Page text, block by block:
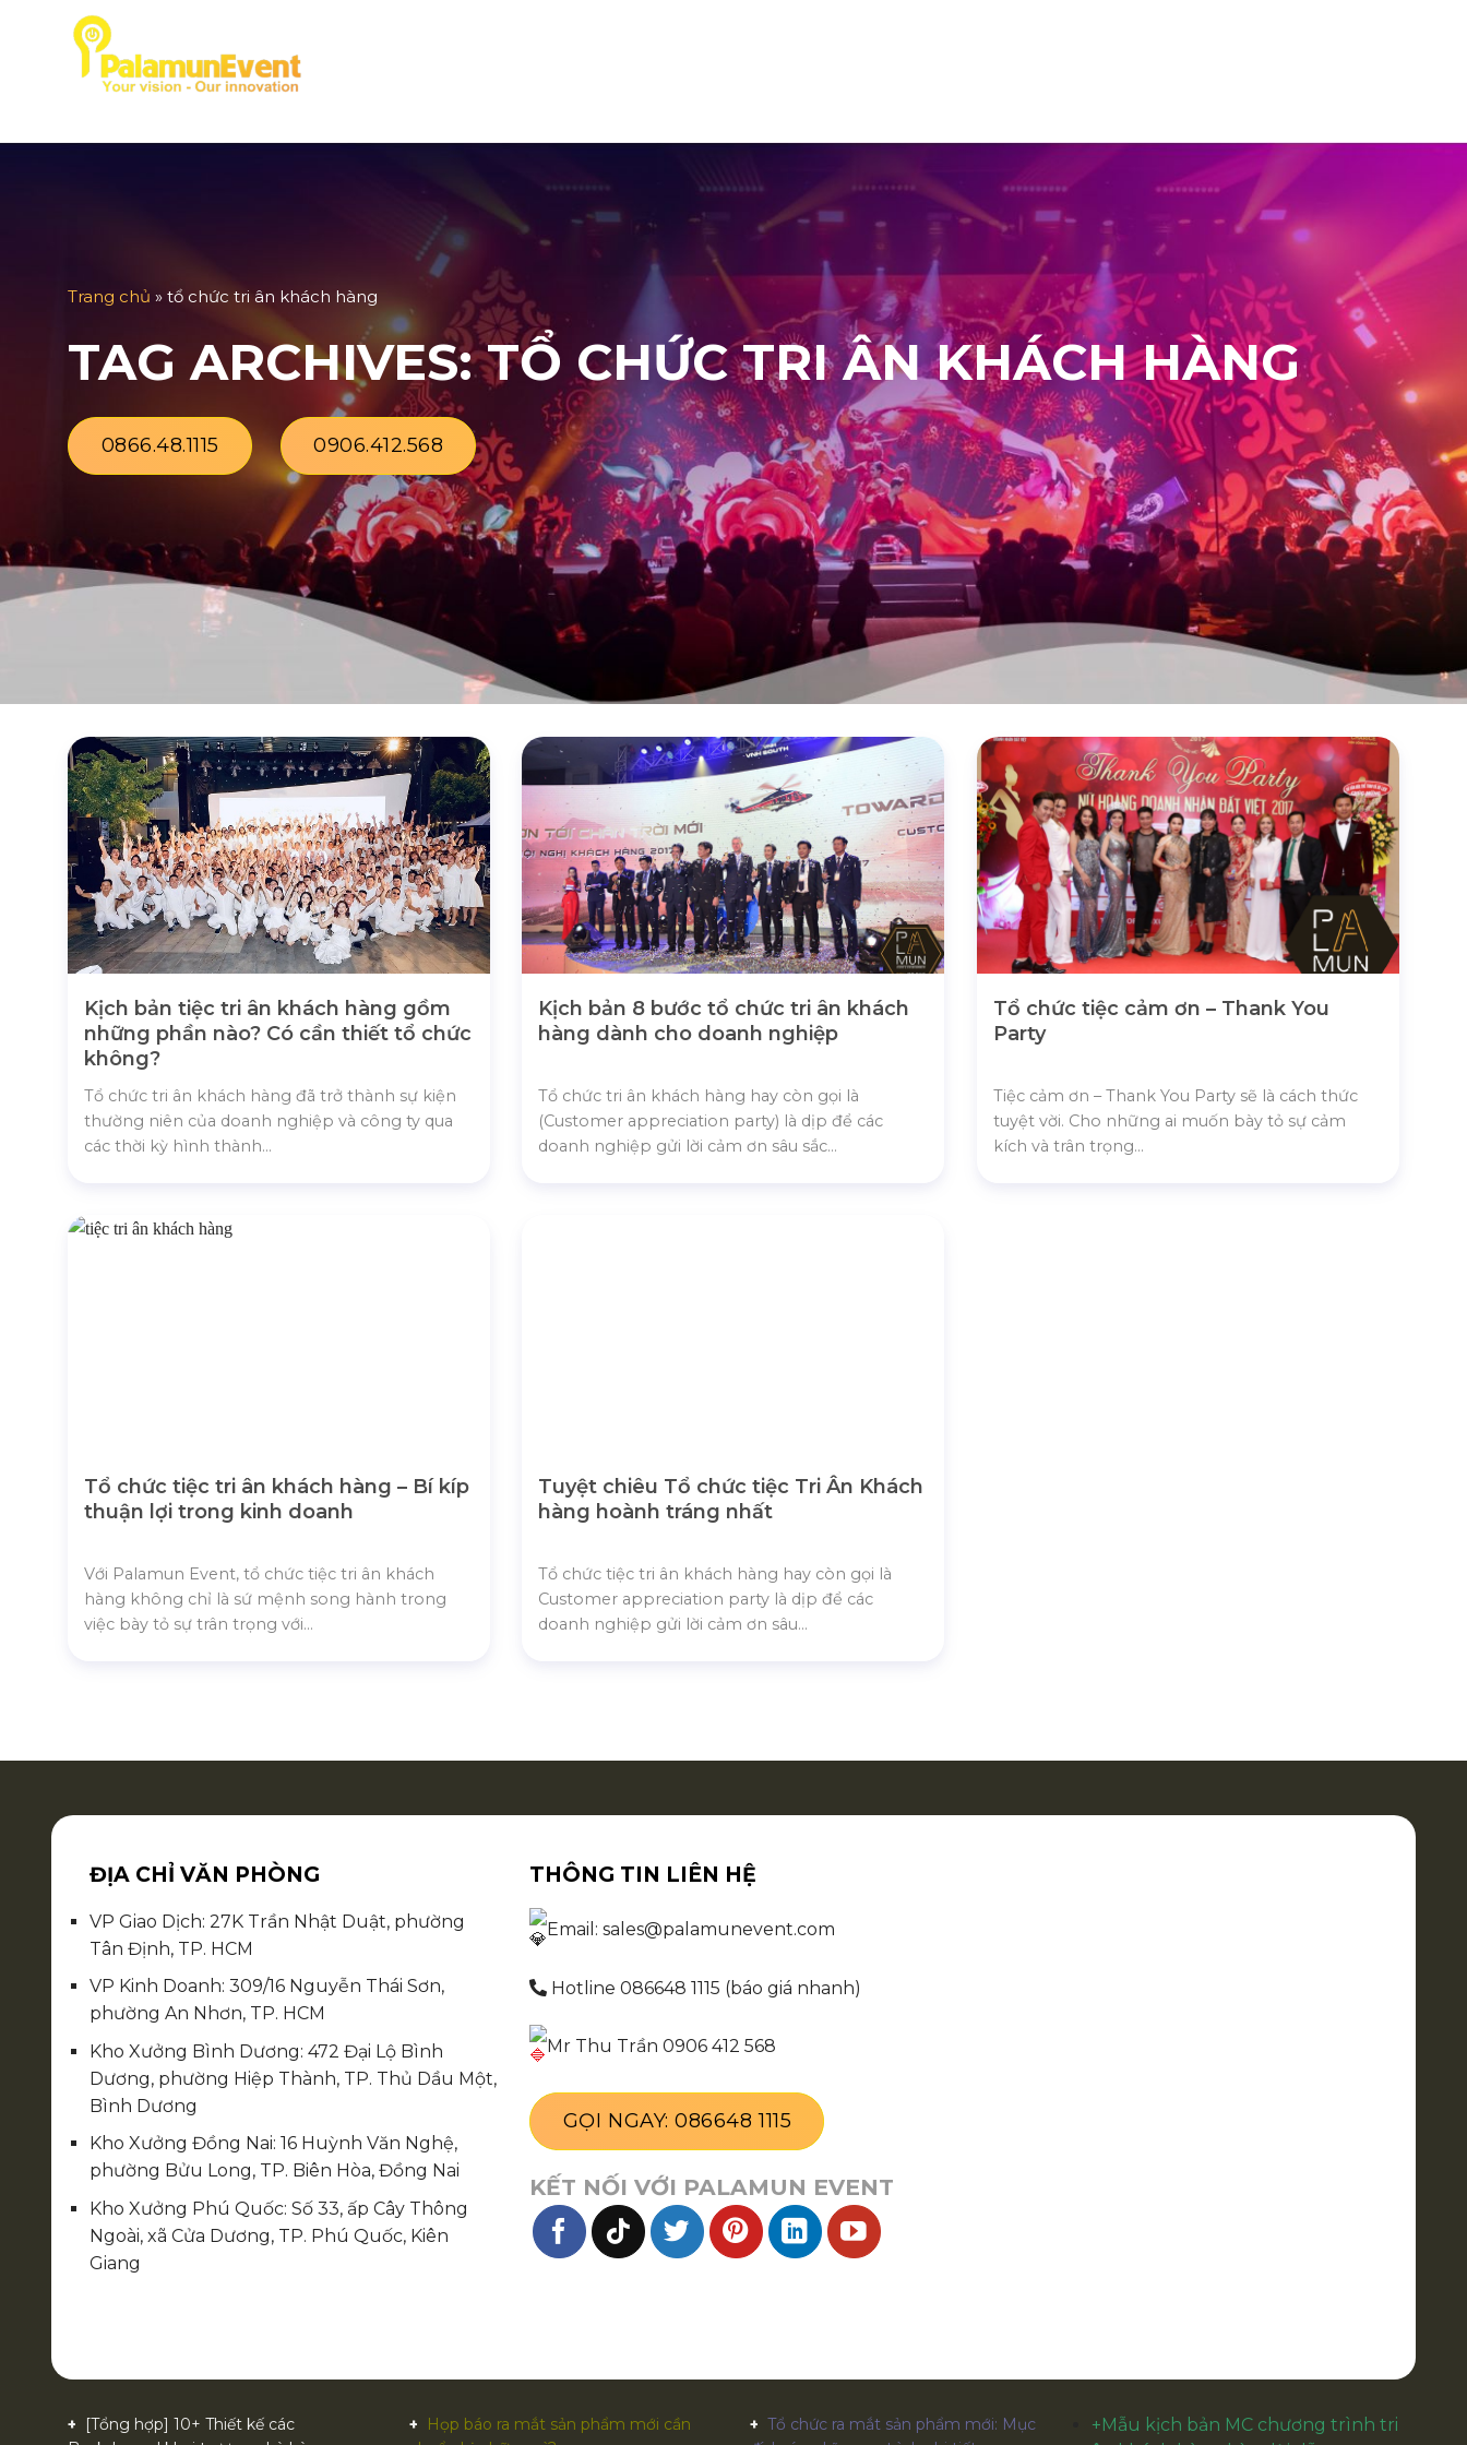
Trang chủ » tổ chức tri ân khách hàng
TAG ARCHIVES:TỔ CHỨC TRI ÂN KHÁCH HÀNG
0866.48.1115 0906.412.568
Kịch bản tiệc tri ân khách hàng gồm
những phần nào? Có cần thiết tổ chức
không?
Tổ chức tri ân khách hàng đã trở thành sự kiện
thường niên của doanh nghiệp và công ty qua
các thời kỳ hình thành...
Kịch bản 8 bước tổ chức tri ân khách
hàng dành cho doanh nghiệp
Tổ chức tri ân khách hàng hay còn gọi là
(Customer appreciation party) là dịp để các
doanh nghiệp gửi lời cảm ơn sâu sắc...
Tổ chức tiệc cảm ơn – Thank You
Party
Tiệc cảm ơn – Thank You Party sẽ là cách thức
tuyệt vời. Cho những ai muốn bày tỏ sự cảm
kích và trân trọng...
Tổ chức tiệc tri ân khách hàng – Bí kíp
thuận lợi trong kinh doanh
Với Palamun Event, tổ chức tiệc tri ân khách
hàng không chỉ là sứ mệnh song hành trong
việc bày tỏ sự trân trọng với...
Tuyệt chiêu Tổ chức tiệc Tri Ân Khách
hàng hoành tráng nhất
Tổ chức tiệc tri ân khách hàng hay còn gọi là
Customer appreciation party là dịp để các
doanh nghiệp gửi lời cảm ơn sâu...
ĐỊA CHỈ VĂN PHÒNG
VP Giao Dịch: 27K Trần Nhật Duật, phường
Tân Định, TP. HCM
VP Kinh Doanh: 309/16 Nguyễn Thái Sơn,
phường An Nhơn, TP. HCM
Kho Xưởng Bình Dương: 472 Đại Lộ Bình
Dương, phường Hiệp Thành, TP. Thủ Dầu Một,
Bình Dương
Kho Xưởng Đồng Nai: 16 Huỳnh Văn Nghệ,
phường Bửu Long, TP. Biên Hòa, Đồng Nai
Kho Xưởng Phú Quốc: Số 33, ấp Cây Thông
Ngoài, xã Cửa Dương, TP. Phú Quốc, Kiên
Giang
THÔNG TIN LIÊN HỆ
Email: sales@palamunevent.com
Hotline 086648 1115 (báo giá nhanh)
Mr Thu Trần 0906 412 568
GỌI NGAY: 086648 1115
KẾT NỐI VỚI PALAMUN EVENT
[Tổng hợp] 10+ Thiết kế các
Họp báo ra mắt sản phẩm mới cần
Tổ chức ra mắt sản phẩm mới: Mục
+ Mẫu kịch bản MC chương trình tri